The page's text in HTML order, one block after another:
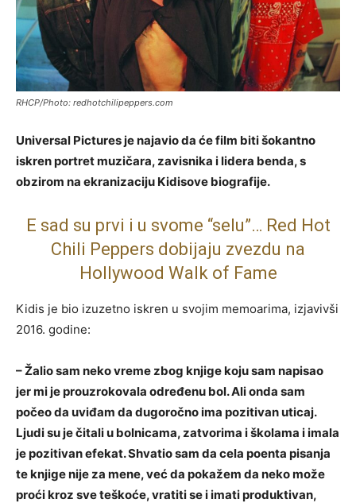
RHCP/Photo: redhotchilipeppers.com
Universal Pictures je najavio da će film biti šokantno
iskren portret muzičara, zavisnika i lidera benda, s
obzirom na ekranizaciju Kidisove biografije.
E sad su prvi i u svome “selu”… Red Hot
Chili Peppers dobijaju zvezdu na
Hollywood Walk of Fame
Kidis je bio izuzetno iskren u svojim memoarima, izjavivši
2016. godine:
– Žalio sam neko vreme zbog knjige koju sam napisao
jer mi je prouzrokovala određenu bol. Ali onda sam
počeo da uviđam da dugoročno ima pozitivan uticaj.
Ljudi su je čitali u bolnicama, zatvorima i školama i imala
je pozitivan efekat. Shvatio sam da cela poenta pisanja
te knjige nije za mene, već da pokažem da neko može
proći kroz sve teškoće, vratiti se i imati produktivan,